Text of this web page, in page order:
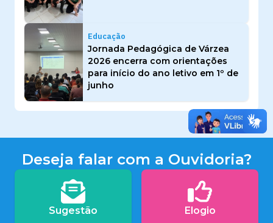
Educação
Jornada Pedagógica de Várzea
2026 encerra com orientações
para início do ano letivo em 1º de
junho
Deseja falar com a Ouvidoria?
Sugestão Elogio